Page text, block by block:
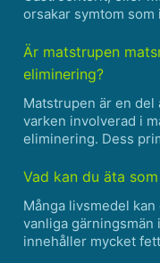
orsakar symtom
kan vidta för att
Är matstrupen
eliminering?
Matstrupen är en
varken involverad i
eliminering. Dess
Vad kan du äta
Många livsmedel
vanliga gärningsmän
innehåller mycket